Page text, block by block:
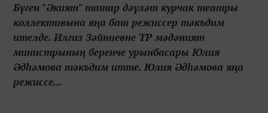
Бүген "Әкият" татар дәүләт курчак театры
коллективына яңа баш режиссер тәкъдим
ителде. Илгиз Зәйниевне ТР мәдәният
министрының беренче урынбасары Юлия
Әдһәмова тәкъдим итте. Юлия Әдһәмова яңа
режиссе...